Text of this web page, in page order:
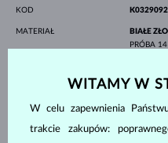
KOD K0329092
MATERIAŁ
BIAŁE
PRÓBA
WAGA
WITAMY W
W celu zapewnienia
trakcie zakupów: